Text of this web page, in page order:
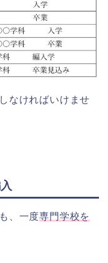
なければいけませ
、一度専門学校を